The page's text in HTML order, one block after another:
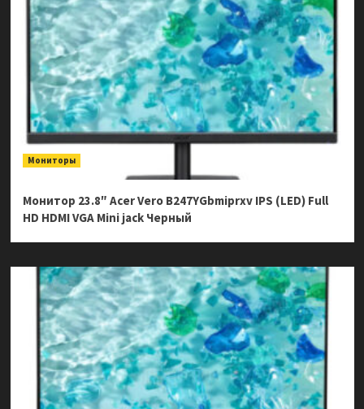
Мониторы
Монитор 23.8″ Acer Vero B247YGbmiprxv IPS (LED) Full
HD HDMI VGA Mini jack Черный